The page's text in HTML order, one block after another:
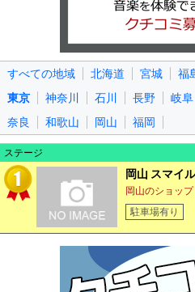
すべての地域 北海道 宮城 福
東京
神奈川 石川 長野 岐阜
奈良
和歌山 岡山 福岡
ステージ
岡山 スマイ
岡山のショップ
駐車場有り